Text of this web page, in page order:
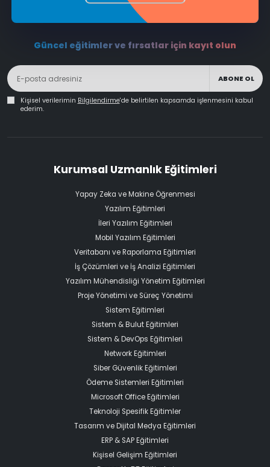
Güncel eğitimler ve fırsatlar için kayıt olun
ABONE OL
Kişisel verilerimin Bilgilendirme'de belirtilen kapsamda işlenmesini kabul
ederim.
Kurumsal Uzmanlık Eğitimleri
Yapay Zeka ve Makine Öğrenmesi
Yazılım Eğitimleri
İleri Yazılım Eğitimleri
Mobil Yazılım Eğitimleri
Veritabanı ve Raporlama Eğitimleri
İş Çözümleri ve İş Analizi Eğitimleri
Yazılım Mühendisliği Yönetim Eğitimleri
Proje Yönetimi ve Süreç Yönetimi
Sistem Eğitimleri
Sistem & Bulut Eğitimleri
Sistem & DevOps Eğitimleri
Network Eğitimleri
Siber Güvenlik Eğitimleri
Ödeme Sistemleri Eğitimleri
Microsoft Office Eğitimleri
Teknoloji Spesifik Eğitimler
Tasarım ve Dijital Medya Eğitimleri
ERP & SAP Eğitimleri
Kişisel Gelişim Eğitimleri